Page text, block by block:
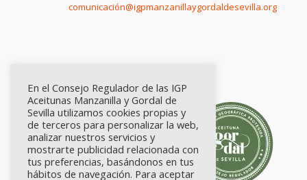
comunicación@igpmanzanillaygordaldesevilla.org
En el Consejo Regulador de las IGP
Aceitunas Manzanilla y Gordal de
Sevilla utilizamos cookies propias y
de terceros para personalizar la web,
analizar nuestros servicios y
mostrarte publicidad relacionada con
tus preferencias, basándonos en tus
hábitos de navegación. Para aceptar